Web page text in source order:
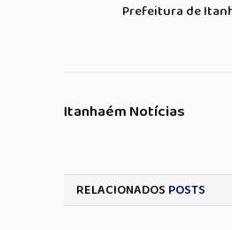
Prefeitura de
Itanhaém Notícias
RELACIONADOS POSTS